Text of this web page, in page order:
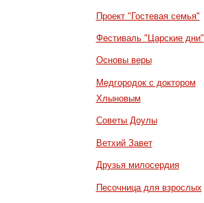
Проект "Гостевая семья"
Фестиваль "Царские дни"
Основы веры
Медгородок с доктором
Хлыновым
Советы Доулы
Ветхий Завет
Друзья милосердия
Песочница для взрослых